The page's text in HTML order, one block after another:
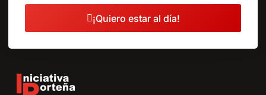
¡Quiero estar al día!